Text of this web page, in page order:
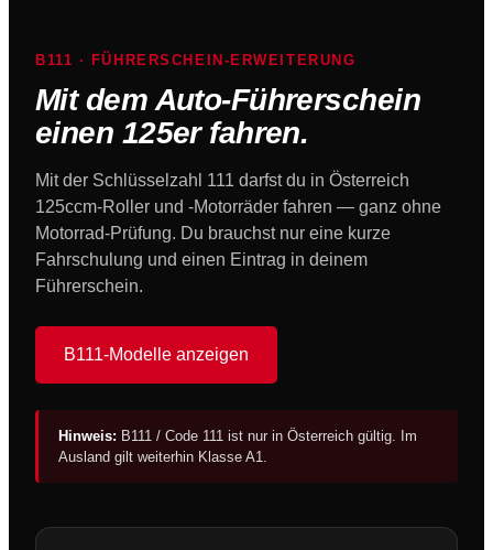
B111 · FÜHRERSCHEIN-ERWEITERUNG
Mit dem Auto-Führerschein
einen 125er fahren.
Mit der Schlüsselzahl 111 darfst du in Österreich
125ccm-Roller und -Motorräder fahren — ganz ohne
Motorrad-Prüfung. Du brauchst nur eine kurze
Fahrschulung und einen Eintrag in deinem
Führerschein.
B111-Modelle anzeigen
Hinweis: B111 / Code 111 ist nur in Österreich gültig. Im
Ausland gilt weiterhin Klasse A1.